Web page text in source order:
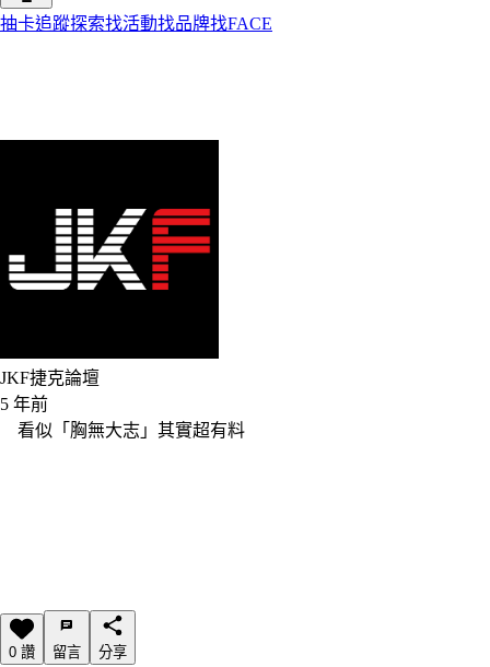
抽卡追蹤探索找活動找品牌找FACE
JKF捷克論壇
5 年前
看似「胸無大志」其實超有料
0 讚 留言 分享